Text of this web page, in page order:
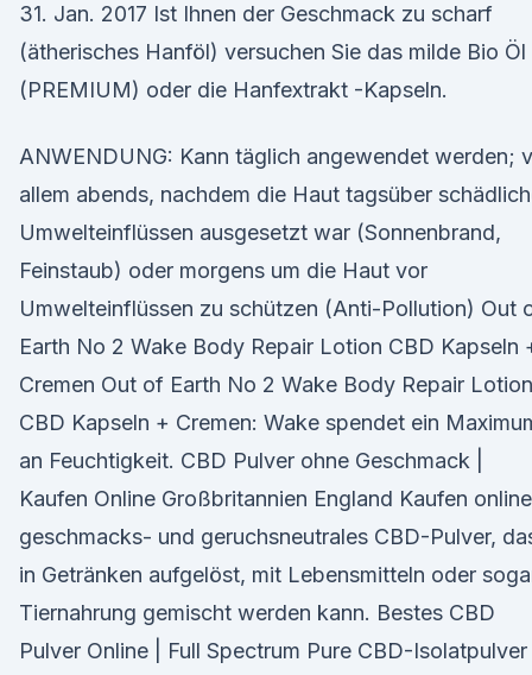
31. Jan. 2017 Ist Ihnen der Geschmack zu scharf
(ätherisches Hanföl) versuchen Sie das milde Bio Öl
(PREMIUM) oder die Hanfextrakt -Kapseln.
ANWENDUNG: Kann täglich angewendet werden;
allem abends, nachdem die Haut tagsüber
Umwelteinflüssen ausgesetzt war (Sonnenbrand,
Feinstaub) oder morgens um die Haut vor
Umwelteinflüssen zu schützen (Anti-Pollution) Out
Earth No 2 Wake Body Repair Lotion CBD Kapseln
Cremen Out of Earth No 2 Wake Body Repair Lotion
CBD Kapseln + Cremen: Wake spendet ein
an Feuchtigkeit. CBD Pulver ohne Geschmack |
Kaufen Online Großbritannien England Kaufen online
geschmacks- und geruchsneutrales CBD-Pulver,
in Getränken aufgelöst, mit Lebensmitteln oder
Tiernahrung gemischt werden kann. Bestes CBD
Pulver Online | Full Spectrum Pure CBD-Isolatpulver